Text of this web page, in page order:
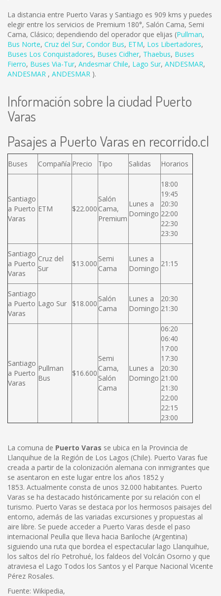
La distancia entre Puerto Varas y Santiago es 909 kms y puedes
elegir entre los servicios de Premium 180°, Salón Cama, Semi
Cama, Clásico; dependiendo del operador que elijas (Pullman,
Bus Norte, Cruz del Sur, Condor Bus, ETM, Los Libertadores,
Buses Los Conquistadores, Buses Cidher, Thaebus, Buses
Fierro, Buses Via-Tur, Andesmar Chile, Lago Sur, ANDESMAR,
ANDESMAR , ANDESMAR ).
Información sobre la ciudad Puerto
Varas
Pasajes a Puerto Varas en recorrido.cl
Buses Compañía Precio Tipo Salidas Horarios
Santiago
a Puerto
Varas
ETM $22.000
Salón
Cama,
Premium
Lunes a
Domingo
18:00
19:45
20:30
22:00
22:30
23:30
Santiago
a Puerto
Varas
Cruz del
Sur
$13.000
Semi
Cama
Lunes a
Domingo
21:15
Santiago
a Puerto
Varas
Lago Sur $18.000
Salón
Cama
Lunes a
Domingo
20:30
21:30
Santiago
a Puerto
Varas
Pullman
Bus
$16.600
Semi
Cama,
Salón
Cama
Lunes a
Domingo
06:20
06:40
17:00
17:30
20:30
21:00
21:30
22:00
22:15
23:00
La comuna de Puerto Varas se ubica en la Provincia de
Llanquihue de la Región de Los Lagos (Chile). Puerto Varas fue
creada a partir de la colonización alemana con inmigrantes que
se asentaron en este lugar entre los años 1852 y
1853. Actualmente consta de unos 32.000 habitantes. Puerto
Varas se ha destacado históricamente por su relación con el
turismo. Puerto Varas se destaca por los hermosos paisajes del
entorno, además de las variadas excursiones y propuestas al
aire libre. Se puede acceder a Puerto Varas desde el paso
internacional Peulla que lleva hacia Bariloche (Argentina)
siguiendo una ruta que bordea el espectacular lago Llanquihue,
los saltos del río Petrohué, los faldeos del Volcán Osorno y que
atraviesa el Lago Todos los Santos y el Parque Nacional Vicente
Pérez Rosales.
Fuente: Wikipedia,